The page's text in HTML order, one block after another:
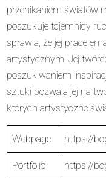
przenikaniem światów
poszukuje tajemnicy
sprawia, że jej prace
artystycznym. Jej
poszukiwaniem
sztuki pozwala jej na
których artystyczne
Webpage https://
Portfolio https://